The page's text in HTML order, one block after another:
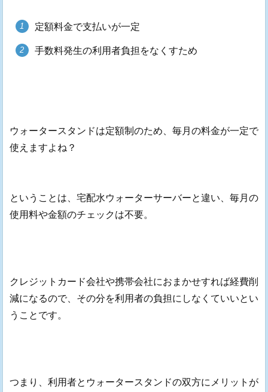
定額料金で支払いが一定
手数料発生の利用者負担をなくすため
ウォータースタンドは定額制のため、毎月の料金が一定で
使えますよね？
ということは、宅配水ウォーターサーバーと違い、毎月の
使用料や金額のチェックは不要。
クレジットカード会社や携帯会社におまかせすれば経費削
減になるので、その分を利用者の負担にしなくていいとい
うことです。
つまり、利用者とウォータースタンドの双方にメリットが